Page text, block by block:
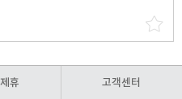
휴 고객센터